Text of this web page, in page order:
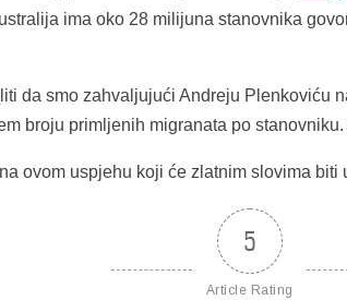
ima oko 28 milijuna stanovnika
da smo zahvaljujući Andreju Plenkoviću
broju primljenih migranata po
ovom uspjehu koji će zlatnim slovima biti
5
Article Rating